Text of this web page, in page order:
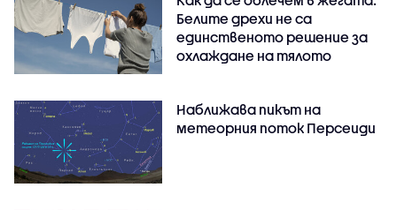
Белите дрехи не са
единственото решение за
охлаждане на тялото
Наближава пикът на
метеорния поток Персеиди